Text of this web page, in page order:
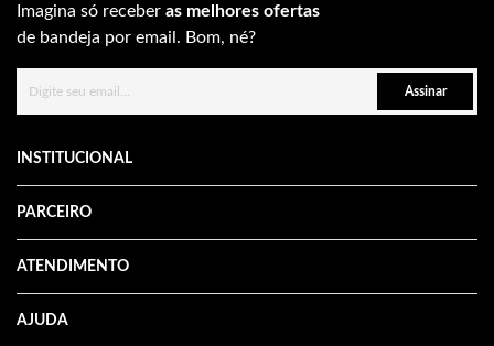
Imagina só receber as melhores ofertas
de bandeja por email. Bom, né?
Assinar
INSTITUCIONAL
PARCEIRO
ATENDIMENTO
AJUDA